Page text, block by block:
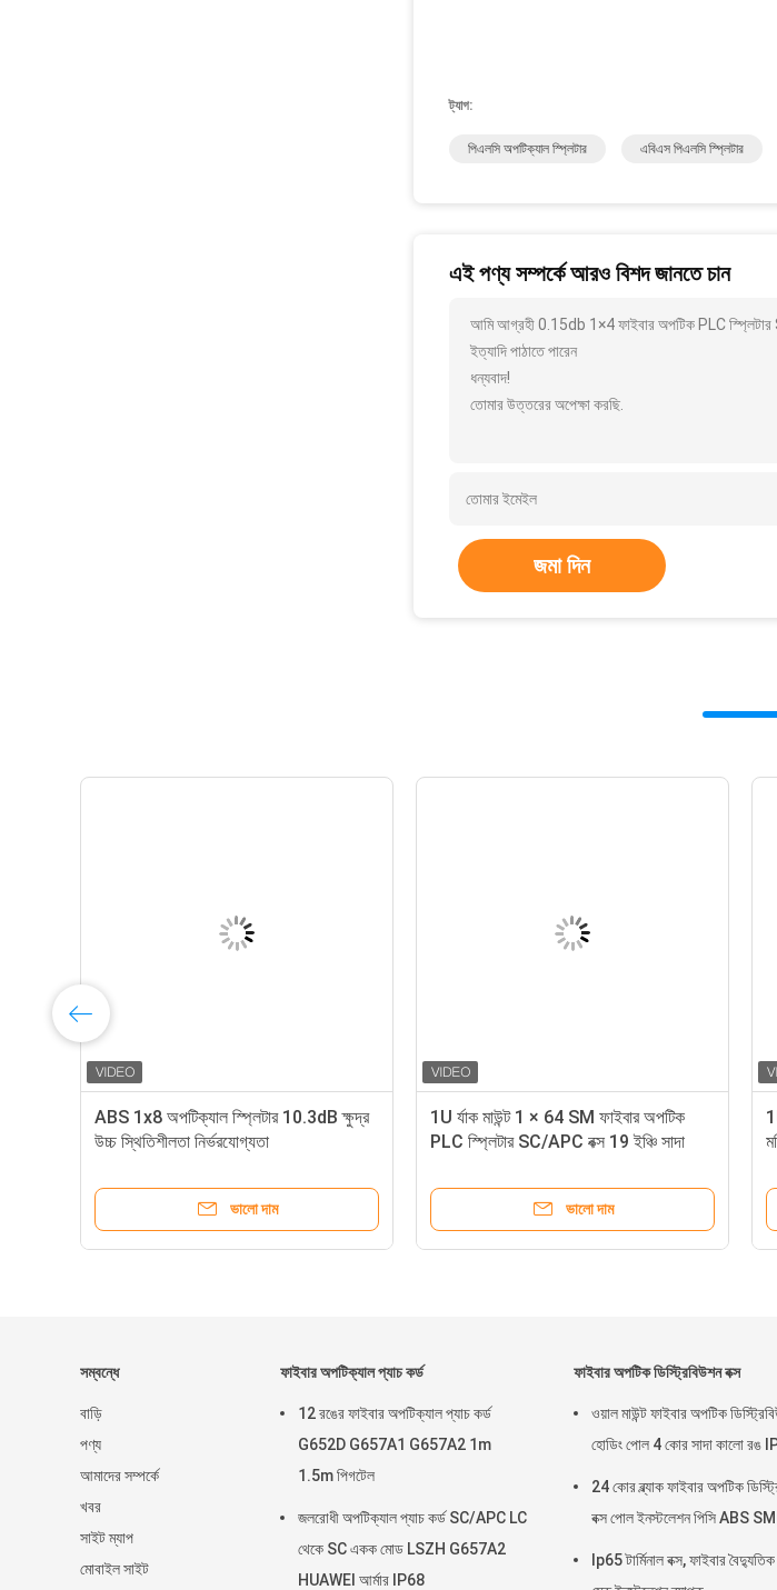
ট্যাগ:
পিএলসি অপটিক্যাল স্প্লিটার এবিএস পিএলসি স্প্লিটার
এই পণ্য সম্পর্কে আরও বিশদ জানতে চান
আমি আগ্রহী 0.15db 1×4 ফাইবার অপটিক PLC স্প্লিটার
ইত্যাদি পাঠাতে পারেন
ধন্যবাদ!
তোমার উত্তরের অপেক্ষা করছি.
জমা দিন
ABS 1x8 অপটিক্যাল স্প্লিটার 10.3dB ক্ষুদ্র
উচ্চ স্থিতিশীলতা নির্ভরযোগ্যতা
ভালো দাম
1U র্যাক মাউন্ট 1 × 64 SM ফাইবার অপটিক
PLC স্প্লিটার SC/APC বক্স 19 ইঞ্চি সাদা
ভালো দাম
সম্বন্ধে
বাড়ি
পণ্য
আমাদের সম্পর্কে
খবর
সাইট ম্যাপ
মোবাইল সাইট
ফাইবার অপটিক্যাল প্যাচ কর্ড
12 রঙের ফাইবার অপটিক্যাল প্যাচ কর্ড
G652D G657A1 G657A2 1m
1.5m পিগটেল
জলরোধী অপটিক্যাল প্যাচ কর্ড SC/APC LC
থেকে SC একক মোড LSZH G657A2
HUAWEI আর্মার IP68
ফাইবার অপটিক ডিস্ট্রিবিউশন বক্স
ওয়াল মাউন্ট ফাইবার অপটিক
হোডিং পোল 4 কোর সাদা কালো রঙ
24 কোর ব্ল্যাক ফাইবার অপটিক
বক্স পোল ইনস্টলেশন পিসি ABS
Ip65 টার্মিনাল বক্স, ফাইবার